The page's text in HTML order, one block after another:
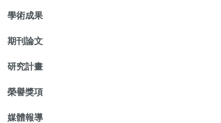
學術成果
期刊論文
研究計畫
榮譽獎項
媒體報導